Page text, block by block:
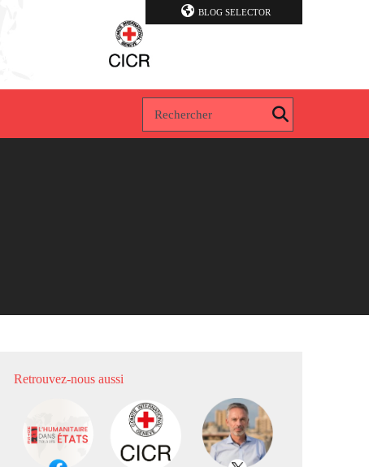
BLOG SELECTOR
Retrouvez-nous aussi